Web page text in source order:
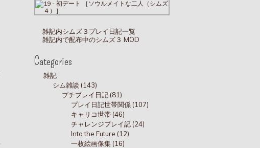
雑記内シムズ３プレイ日記一覧
雑記内で配布中のシムズ３ MOD
Categories
雑記
シム雑談 (143)
プチプレイ日記 (81)
プレイ日記世帯関係 (107)
キャリコ世帯 (46)
チャレンジプレイ記 (24)
Into the Future (12)
一枚絵画像集 (16)